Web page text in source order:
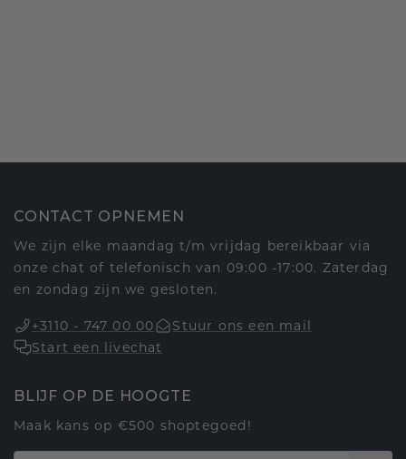
CONTACT OPNEMEN
We zijn elke maandag t/m vrijdag bereikbaar via
onze chat of telefonisch van 09:00 -17:00. Zaterdag
en zondag zijn we gesloten.
+3110 - 747 00 00
Stuur ons een mail
Start een livechat
BLIJF OP DE HOOGTE
Maak kans op €500 shoptegoed!